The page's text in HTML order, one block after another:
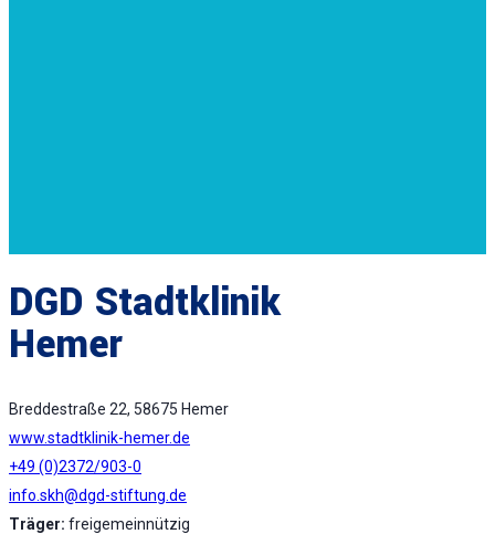
DGD Stadtklinik
Hemer
Breddestraße 22, 58675 Hemer
www.stadtklinik-hemer.de
+49 (0)2372/903-0
info.skh@dgd-stiftung.de
Träger: freigemeinnützig